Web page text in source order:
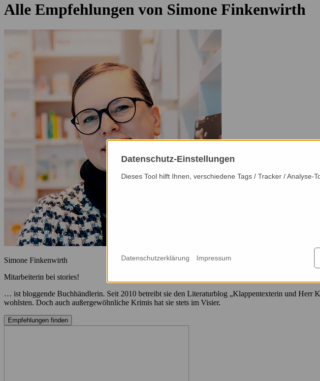
Alle Empfehlungen von Simone Finkenwirth
Simone Finkenwirth
Mitarbeiterin bei stories!
… ist bloggende Buchhändlerin. Seit 2010 betreibt sie den Literaturblog „Klappentexterin und Herr
wohlsten. Doch auch außergewöhnliche Krimis hat sie stets im Visier.
Empfehlungen finden
Datenschutz-Einstellungen
Dieses Tool hilft Ihnen, verschiedene Tags / Tracker / Analyse-
Datenschutzerklärung Impressum